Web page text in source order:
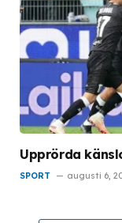
Upprörda
SPORT augusti 6,